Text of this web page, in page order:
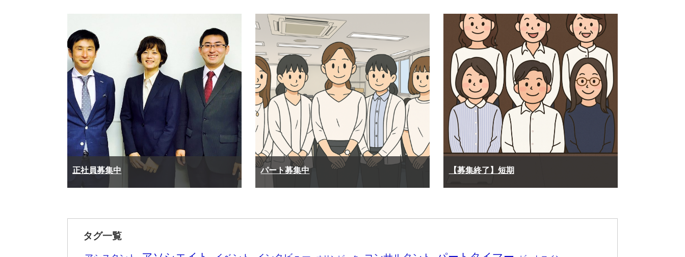
正社員募集中 パート募集中 【募集終了】短期
タグ一覧